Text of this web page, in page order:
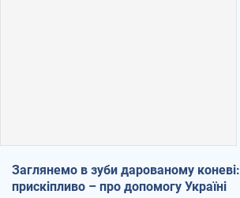
Заглянемо в зуби дарованому коневі:
прискіпливо – про допомогу Україні